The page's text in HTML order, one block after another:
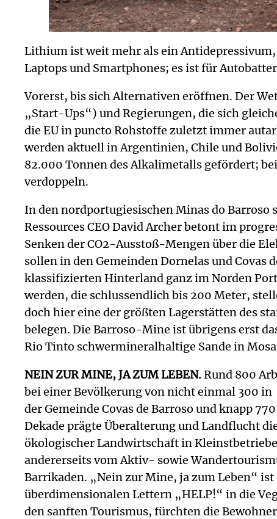
Lithium ist weit mehr als ein
Laptops und Smartphones; es ist für
Vorerst, bis sich Alternativen eröffnen. Der
„Start-Ups“) und Regierungen, die sich
die EU in puncto Rohstoffe zuletzt immer
werden aktuell in Argentinien, Chile und
82.000 Tonnen des Alkalimetalls gefördert;
verdoppeln.
In den nordportugiesischen Minas do
Ressources CEO David Archer betont im
Senken der CO2-Ausstoß-Mengen über die
sollen in den Gemeinden Dornelas und
klassifizierten Hinterland ganz im Norden
werden, die schlussendlich bis 200 Meter,
doch hier eine der größten Lagerstätten des
belegen. Die Barroso-Mine ist übrigens erst
Rio Tinto schwermineralhaltige Sande in
NEIN ZUR MINE, JA ZUM LEBEN.Rund 800
bei einer Bevölkerung von nicht einmal 300 in
der Gemeinde Covas de Barroso und knapp
Dekade prägte Überalterung und Landflucht
ökologischer Landwirtschaft in
andererseits vom Aktiv- sowie
Barrikaden. „Nein zur Mine, ja zum Leben“
überdimensionalen Lettern „HELP!“ in die
den sanften Tourismus, fürchten die